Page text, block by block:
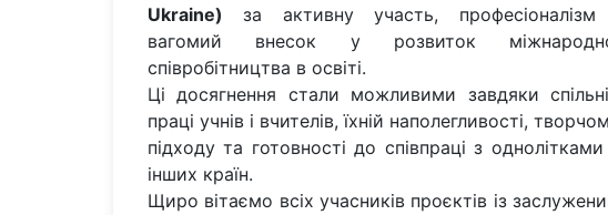
Ukraine) за активну участь, професіоналізм
вагомий внесок у розвиток
співробітництва в освіті.
Ці досягнення стали можливими завдяки
праці учнів і вчителів, їхній наполегливості,
підходу та готовності до співпраці з
інших країн.
Щиро вітаємо всіх учасників проєктів із